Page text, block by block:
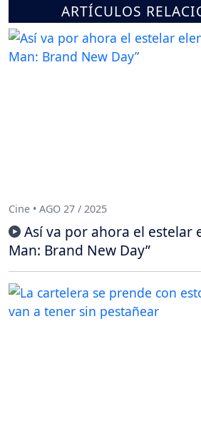
ARTÍCULOS
Cine • AGO 27 / 2025
Así va por ahora el estelar
Man: Brand New Day”